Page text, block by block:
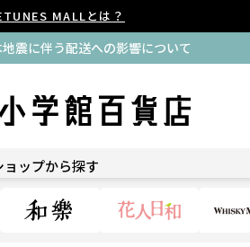
MALLとは？
震に伴う配送への影響について
ョップから探す
花人日和